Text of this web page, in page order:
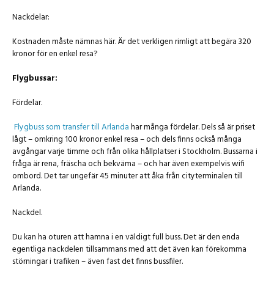
Nackdelar:
Kostnaden måste nämnas här. Är det verkligen rimligt att begära 320
kronor för en enkel resa?
Flygbussar:
Fördelar.
Flygbuss som transfer till Arlandahar många fördelar. Dels så är priset
lågt – omkring 100 kronor enkel resa – och dels finns också många
avgångar varje timme och från olika hållplatser i Stockholm. Bussarna i
fråga är rena, fräscha och bekväma – och har även exempelvis wifi
ombord. Det tar ungefär 45 minuter att åka från cityterminalen till
Arlanda.
Nackdel.
Du kan ha oturen att hamna i en väldigt full buss. Det är den enda
egentliga nackdelen tillsammans med att det även kan förekomma
störningar i trafiken – även fast det finns bussfiler.